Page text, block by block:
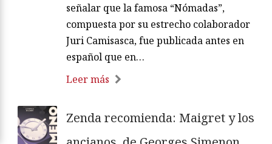
señalar que la famosa “Nómadas”,
compuesta por su estrecho colaborador
Juri Camisasca, fue publicada antes en
español que en…
Leer más
Zenda recomienda: Maigret y los